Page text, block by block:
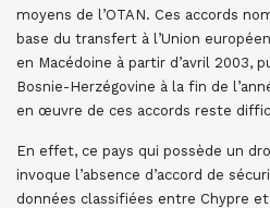
moyens de l’OTAN. Ces accords
base du transfert à l’Union
en Macédoine à partir d’avril 2003,
Bosnie-Herzégovine à la fin de
en œuvre de ces accords reste
En effet, ce pays qui possède un
invoque l’absence d’accord de
données classifiées entre Chypre